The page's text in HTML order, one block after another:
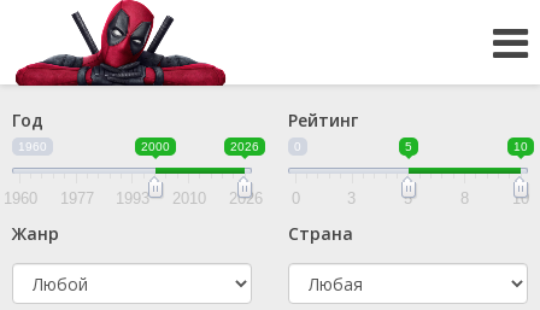
Год
1960 2000 2026
1960 1977 1993 2010 2026
Рейтинг
0 5 10
0 3 5 8 10
Жанр Страна